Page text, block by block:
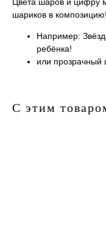
Цвета шаров и цифру
шариков в композицию!
Например:
ребёнка!
или прозрачный
С этим